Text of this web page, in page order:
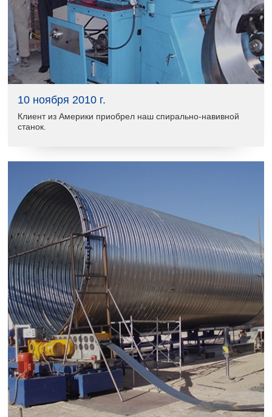
10 ноября 2010 г.
Клиент из Америки приобрел наш спирально-навивной
станок.